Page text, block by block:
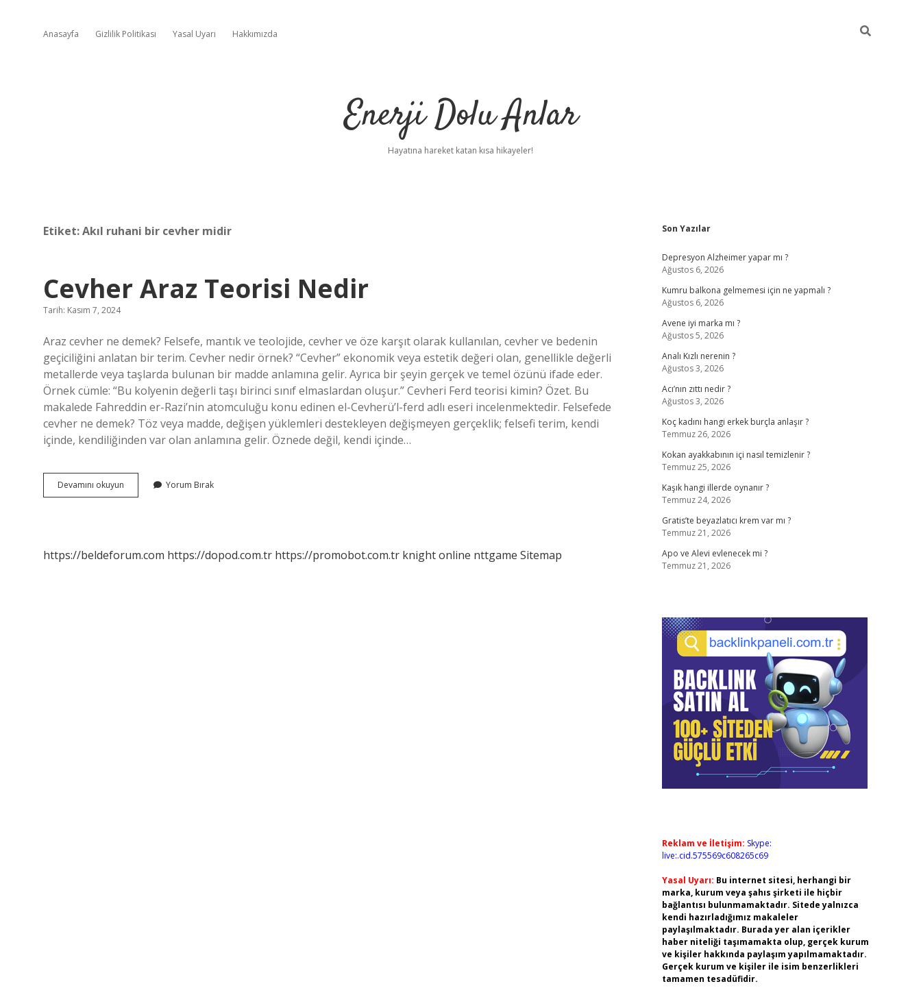
Anasayfa Gizlilik Politikası Yasal Uyarı Hakkımızda
Enerji Dolu Anlar
Hayatına hareket katan kısa hikayeler!
Etiket:Akıl ruhani bir cevher midir
Cevher Araz Teorisi Nedir
Tarih: Kasım 7, 2024
Araz cevher ne demek? Felsefe, mantık ve teolojide, cevher ve öze karşıt olarak kullanılan, cevher ve bedenin
geçiciliğini anlatan bir terim. Cevher nedir örnek? “Cevher” ekonomik veya estetik değeri olan, genellikle değerli
metallerde veya taşlarda bulunan bir madde anlamına gelir. Ayrıca bir şeyin gerçek ve temel özünü ifade eder.
Örnek cümle: “Bu kolyenin değerli taşı birinci sınıf elmaslardan oluşur.” Cevheri Ferd teorisi kimin? Özet. Bu
makalede Fahreddin er-Razi’nin atomculuğu konu edinen el-Cevherü’l-ferd adlı eseri incelenmektedir. Felsefede
cevher ne demek? Töz veya madde, değişen yüklemleri destekleyen değişmeyen gerçeklik; felsefi terim, kendi
içinde, kendiliğinden var olan anlamına gelir. Öznede değil, kendi içinde…
Devamını okuyun
Araz
Yorum Bırak
https://beldeforum.com https://dopod.com.tr https://promobot.com.tr knight online nttgame Sitemap
Sidebar
Son Yazılar
Depresyon Alzheimer yapar mı ?
Ağustos 6, 2026
Kumru balkona gelmemesi için ne yapmalı ?
Ağustos 6, 2026
Avene iyi marka mı ?
Ağustos 5, 2026
Analı Kızlı nerenin ?
Ağustos 3, 2026
Acı’nın zıttı nedir ?
Ağustos 3, 2026
Koç kadını hangi erkek burçla anlaşır ?
Temmuz 26, 2026
Kokan ayakkabının içi nasıl temizlenir ?
Temmuz 25, 2026
Kaşık hangi illerde oynanır ?
Temmuz 24, 2026
Gratis’te beyazlatıcı krem var mı ?
Temmuz 21, 2026
Apo ve Alevi evlenecek mi ?
Temmuz 21, 2026
Reklam ve İletişim: Skype:
live:.cid.575569c608265c69
Yasal Uyarı: Bu internet sitesi, herhangi bir
marka, kurum veya şahıs şirketi ile hiçbir
bağlantısı bulunmamaktadır. Sitede yalnızca
kendi hazırladığımız makaleler
paylaşılmaktadır. Burada yer alan içerikler
haber niteliği taşımamakta olup, gerçek kurum
ve kişiler hakkında paylaşım yapılmamaktadır.
Gerçek kurum ve kişiler ile isim benzerlikleri
tamamen tesadüfidir.